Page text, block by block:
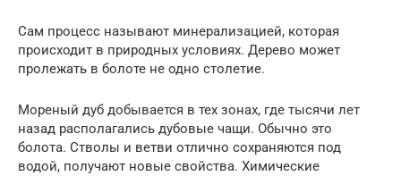
Сам процесс называют минерализацией, которая
происходит в природных условиях. Дерево может
пролежать в болоте не одно столетие.
Мореный дуб добывается в тех зонах, где тысячи лет
назад располагались дубовые чащи. Обычно это
болота. Стволы и ветви отлично сохраняются под
водой, получают новые свойства. Химические